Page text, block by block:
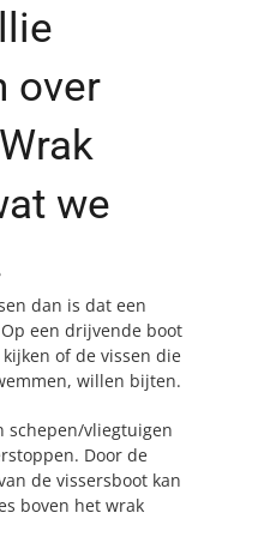
over
we
dan is dat een
een drijvende boot
of de vissen die
willen bijten.
schepen/vliegtuigen
Door de
de vissersboot kan
boven het wrak